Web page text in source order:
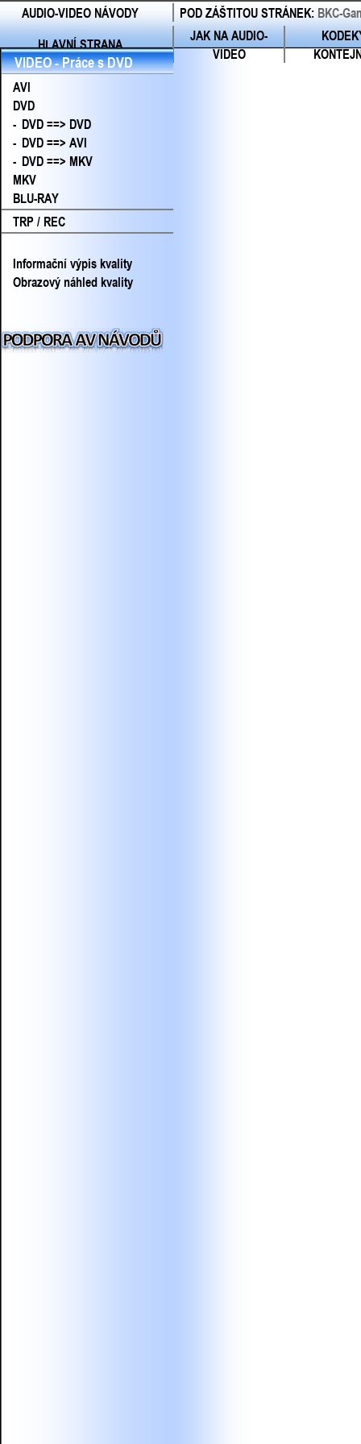
AUDIO-VIDEO NÁVODY POD ZÁŠTITOU STRÁNEK:BKC-
HLAVNÍ STRANA
JAK NA AUDIO-
VIDEO
VIDEO - Práce s DVD
AVI
DVD
- DVD ==> DVD
- DVD ==> AVI
- DVD ==> MKV
MKV
BLU-RAY
TRP / REC
Informační výpis kvality
Obrazový náhled kvality